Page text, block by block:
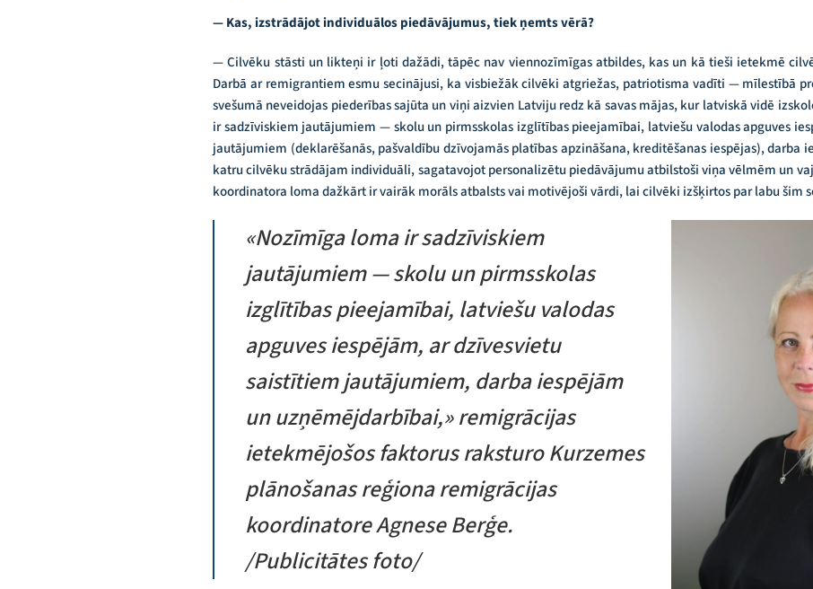
— Kas, izstrādājot individuālos piedāvājumus, tiek ņemts vērā?
— Cilvēku stāsti un likteņi ir ļoti dažādi, tāpēc nav viennozīmīgas atbildes, kas un kā tieši ietekmē
Darbā ar remigrantiem esmu secinājusi, ka visbiežāk cilvēki atgriežas, patriotisma vadīti — mīlestībā
svešumā neveidojas piederības sajūta un viņi aizvien Latviju redz kā savas mājas, kur latviskā vidē
ir sadzīviskiem jautājumiem — skolu un pirmsskolas izglītības pieejamībai, latviešu valodas apguves
jautājumiem (deklarēšanās, pašvaldību dzīvojamās platības apzināšana, kreditēšanas iespējas), darba
katru cilvēku strādājam individuāli, sagatavojot personalizētu piedāvājumu atbilstoši viņa vēlmēm un
koordinatora loma dažkārt ir vairāk morāls atbalsts vai motivējoši vārdi, lai cilvēki izšķirtos par labu šim
«Nozīmīga loma ir sadzīviskiem
jautājumiem — skolu un pirmsskolas
izglītības pieejamībai, latviešu valodas
apguves iespējām, ar dzīvesvietu
saistītiem jautājumiem, darba iespējām
un uzņēmējdarbībai,» remigrācijas
ietekmējošos faktorus raksturo Kurzemes
plānošanas reģiona remigrācijas
koordinatore Agnese Berģe.
/Publicitātes foto/